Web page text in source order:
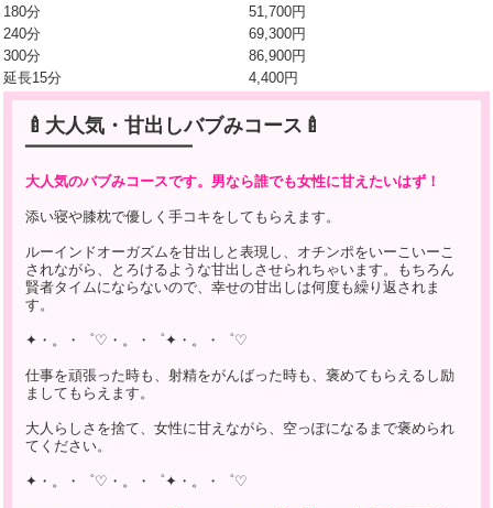
180分
51,700円
240分
69,300円
300分
86,900円
延長15分
4,400円
🍼大人気・甘出しバブみコース🍼
━━━━━━━━━━━━━━━━━━━
大人気のバブみコースです。男なら誰でも女性に甘えたいはず！
添い寝や膝枕で優しく手コキをしてもらえます。
ルーインドオーガズムを甘出しと表現し、オチンポをいーこいーこ
されながら、とろけるような甘出しさせられちゃいます。もちろん
賢者タイムにならないので、幸せの甘出しは何度も繰り返されま
す。
✦・。・゜♡・。・゜✦・。・゜♡
仕事を頑張った時も、射精をがんばった時も、褒めてもらえるし励
ましてもらえます。
大人らしさを捨て、女性に甘えながら、空っぽになるまで褒められ
てください。
✦・。・゜♡・。・゜✦・。・゜♡